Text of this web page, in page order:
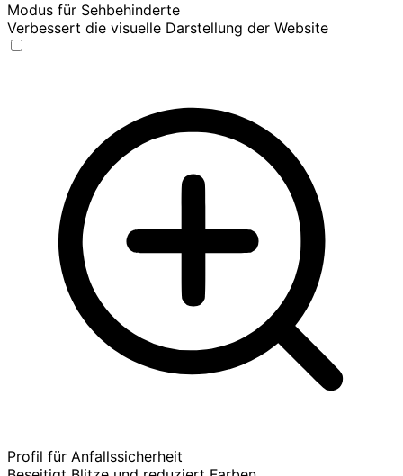
Modus für Sehbehinderte
Verbessert die visuelle Darstellung der Website
Profil für Anfallssicherheit